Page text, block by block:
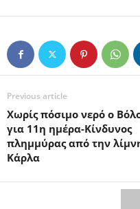
Previous article
Χωρίς πόσιμο νερό ο
για 11η ημέρα-Κίνδυνος
πλημμύρας από την
Κάρλα